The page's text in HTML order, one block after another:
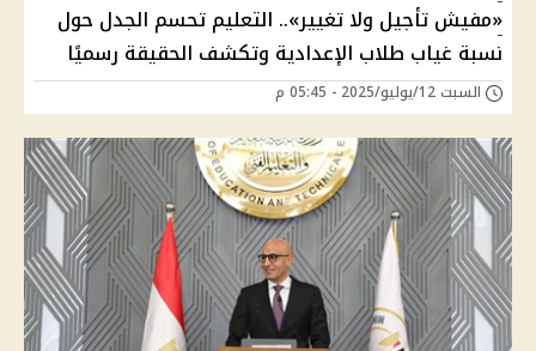
«مفيش تأجيل ولا تغيير».. التعليم تحسم الجدل حول
نسبة غياب طلاب الإعدادية وتكشف الحقيقة رسميًا
السبت 12/يوليو/2025 - 05:45 م